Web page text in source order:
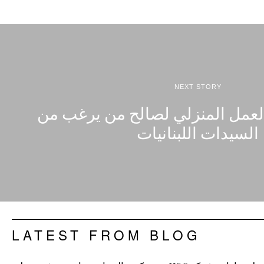
NEXT STORY
المنزلي لصالح من يرغب من
السيدات اللبنانيات
LATEST FROM BLOG